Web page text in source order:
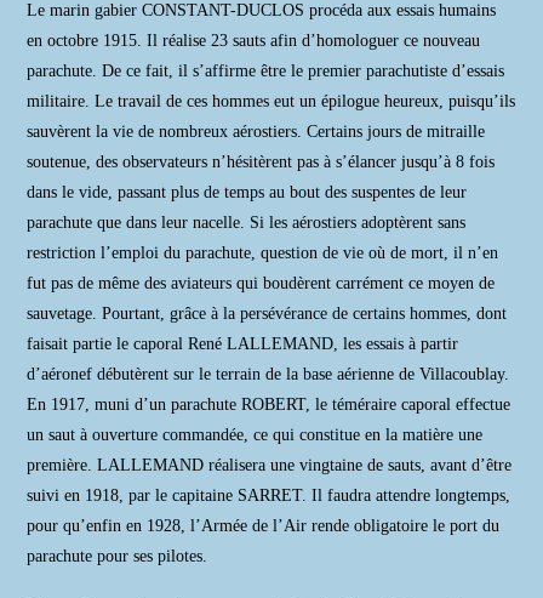
Le marin gabier CONSTANT-DUCLOS procéda aux essais humains
en octobre 1915. Il réalise 23 sauts afin d’homologuer ce nouveau
parachute. De ce fait, il s’affirme être le premier parachutiste d’essais
militaire. Le travail de ces hommes eut un épilogue heureux, puisqu’ils
sauvèrent la vie de nombreux aérostiers. Certains jours de mitraille
soutenue, des observateurs n’hésitèrent pas à s’élancer jusqu’à 8 fois
dans le vide, passant plus de temps au bout des suspentes de leur
parachute que dans leur nacelle. Si les aérostiers adoptèrent sans
restriction l’emploi du parachute, question de vie où de mort, il n’en
fut pas de même des aviateurs qui boudèrent carrément ce moyen de
sauvetage. Pourtant, grâce à la persévérance de certains hommes, dont
faisait partie le caporal René LALLEMAND, les essais à partir
d’aéronef débutèrent sur le terrain de la base aérienne de Villacoublay.
En 1917, muni d’un parachute ROBERT, le téméraire caporal effectue
un saut à ouverture commandée, ce qui constitue en la matière une
première. LALLEMAND réalisera une vingtaine de sauts, avant d’être
suivi en 1918, par le capitaine SARRET. Il faudra attendre longtemps,
pour qu’enfin en 1928, l’Armée de l’Air rende obligatoire le port du
parachute pour ses pilotes.